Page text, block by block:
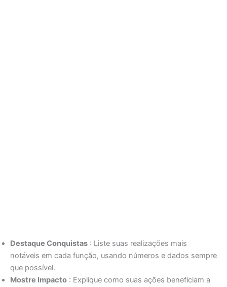
Destaque Conquistas : Liste suas realizações mais
notáveis ​​em cada função, usando números e dados sempre
que possível.
Mostre Impacto : Explique como suas ações beneficiam a